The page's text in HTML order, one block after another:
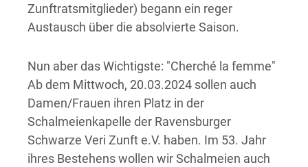
Zunftratsmitglieder) begann ein reger
Austausch über die absolvierte Saison.
Nun aber das Wichtigste: "Cherché la femme"
Ab dem Mittwoch, 20.03.2024 sollen auch
Damen/Frauen ihren Platz in der
Schalmeienkapelle der Ravensburger
Schwarze Veri Zunft e.V. haben. Im 53. Jahr
ihres Bestehens wollen wir Schalmeien auch